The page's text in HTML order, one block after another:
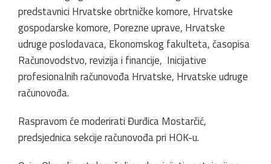
predstavnici Hrvatske obrtničke komore, Hrvatske
gospodarske komore, Porezne uprave, Hrvatske
udruge poslodavaca, Ekonomskog fakulteta, časopisa
Računovodstvo, revizija i financije, Inicijative
profesionalnih računovođa Hrvatske, Hrvatske udruge
računovođa.
Raspravom će moderirati Đurđica Mostarčić,
predsjednica sekcije računovođa pri HOK-u.